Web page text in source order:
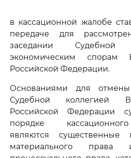
в кассационной жалобе
передаче для
заседании
экономическим спорам
Российской Федерации.
Основаниями для
Судебной коллегией
Российской Федерации
порядке
являются существенные
материального